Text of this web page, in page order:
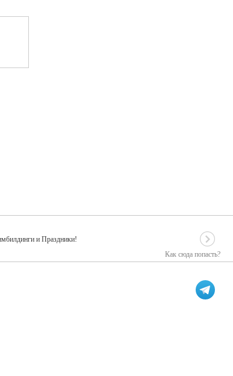
Как сюда попасть?
и Праздники!